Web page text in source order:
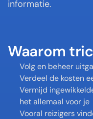
informatie.
Waarom
Volg en beheer
Verdeel de kosten
Vermijd
het allemaal voor je
Vooral reizigers